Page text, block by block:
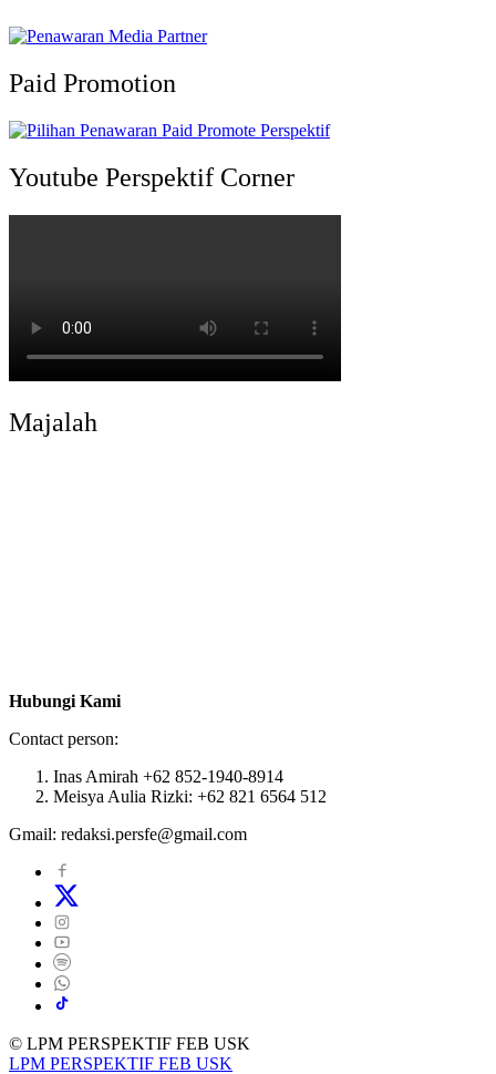
Paid Promotion
Youtube Perspektif Corner
Majalah
Hubungi Kami
Contact person:
Inas Amirah +62 852-1940-8914
Meisya Aulia Rizki: +62 821 6564 512
Gmail: redaksi.persfe@gmail.com
© LPM PERSPEKTIF FEB USK
LPM PERSPEKTIF FEB USK